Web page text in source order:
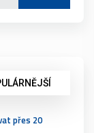
přes 20